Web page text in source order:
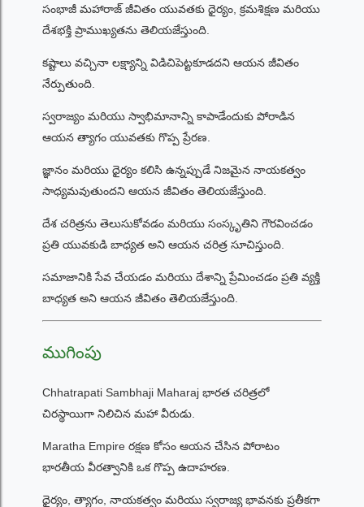
సంభాజీ మహారాజ్ జీవితం యువతకు ధైర్యం, క్రమశిక్షణ మరియు
దేశభక్తి ప్రాముఖ్యతను తెలియజేస్తుంది.
కష్టాలు వచ్చినా లక్ష్యాన్ని విడిచిపెట్టకూడదని ఆయన జీవితం
నేర్పుతుంది.
స్వరాజ్యం మరియు స్వాభిమానాన్ని కాపాడేందుకు పోరాడిన
ఆయన త్యాగం యువతకు గొప్ప ప్రేరణ.
జ్ఞానం మరియు ధైర్యం కలిసి ఉన్నప్పుడే నిజమైన నాయకత్వం
సాధ్యమవుతుందని ఆయన జీవితం తెలియజేస్తుంది.
దేశ చరిత్రను తెలుసుకోవడం మరియు సంస్కృతిని గౌరవించడం
ప్రతి యువకుడి బాధ్యత అని ఆయన చరిత్ర సూచిస్తుంది.
సమాజానికి సేవ చేయడం మరియు దేశాన్ని ప్రేమించడం ప్రతి వ్యక్తి
బాధ్యత అని ఆయన జీవితం తెలియజేస్తుంది.
ముగింపు
Chhatrapati Sambhaji Maharaj భారత చరిత్రలో
చిరస్థాయిగా నిలిచిన మహా వీరుడు.
Maratha Empire రక్షణ కోసం ఆయన చేసిన పోరాటం
భారతీయ వీరత్వానికి ఒక గొప్ప ఉదాహరణ.
ధైర్యం, త్యాగం, నాయకత్వం మరియు స్వరాజ్య భావనకు ప్రతీకగా